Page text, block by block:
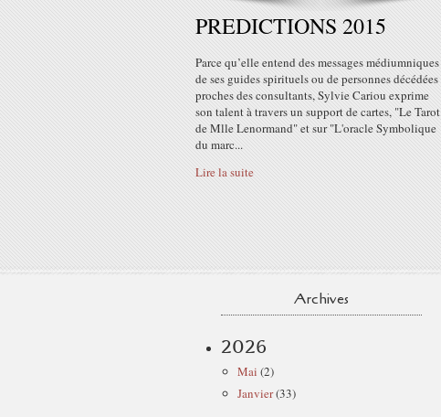
PREDICTIONS 2015
Parce qu’elle entend des messages médiumniques
de ses guides spirituels ou de personnes décédées
proches des consultants, Sylvie Cariou exprime
son talent à travers un support de cartes, "Le Tarot
de Mlle Lenormand" et sur "L'oracle Symbolique
du marc...
Lire la suite
Archives
2026
Mai (2)
Janvier(33)